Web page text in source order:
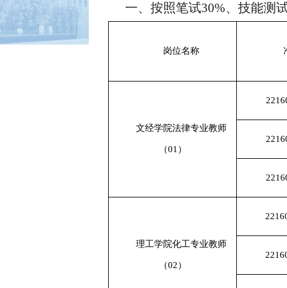
一、按照笔试30%、技能测
岗位名称
文经学院法律专业教师
（01）
理工学院化工专业教师
（02）